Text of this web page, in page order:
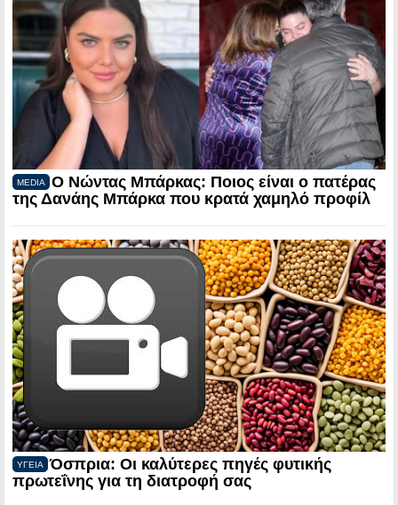
MEDIA
Ο Νώντας Μπάρκας: Ποιος είναι ο πατέρας
της Δανάης Μπάρκα που κρατά χαμηλό προφίλ
ΥΓΕΙΑ
Όσπρια: Οι καλύτερες πηγές φυτικής
πρωτεΐνης για τη διατροφή σας